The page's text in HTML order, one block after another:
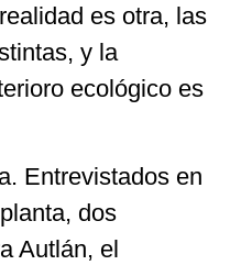
es otra, las
y la
ecológico es
Entrevistados en
dos
Autlán, el